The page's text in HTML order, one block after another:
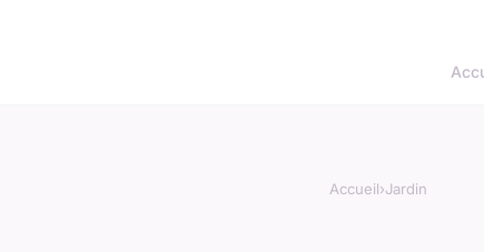
Accueil›Jardin